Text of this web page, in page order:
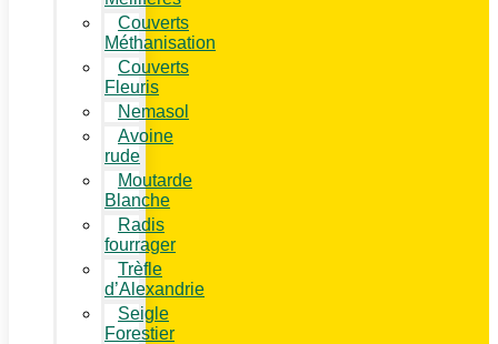
Couverts
Méthanisation
Couverts
Fleuris
Nemasol
Avoine
rude
Moutarde
Blanche
Radis
fourrager
Trèfle
d’Alexandrie
Seigle
Forestier